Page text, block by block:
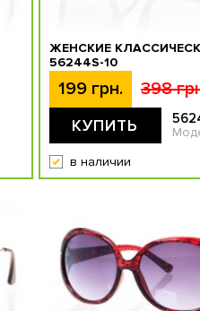
ЖЕНСКИЕ
56244S-10
199 грн. 398
КУПИТЬ
в наличии